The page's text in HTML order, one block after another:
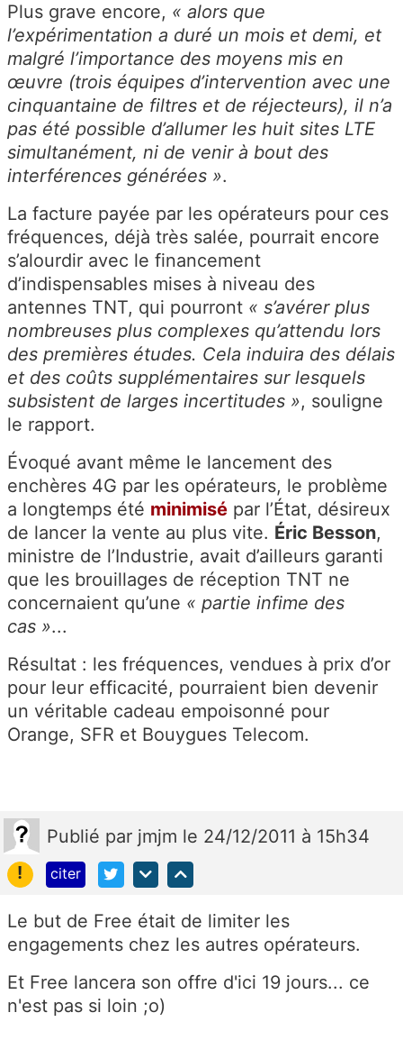
Plus grave encore, « alors que
l’expérimentation a duré un mois et demi, et
malgré l’importance des moyens mis en
œuvre (trois équipes d’intervention avec une
cinquantaine de filtres et de réjecteurs), il n’a
pas été possible d’allumer les huit sites LTE
simultanément, ni de venir à bout des
interférences générées ».
La facture payée par les opérateurs pour ces
fréquences, déjà très salée, pourrait encore
s’alourdir avec le financement
d’indispensables mises à niveau des
antennes TNT, qui pourront « s’avérer plus
nombreuses plus complexes qu’attendu lors
des premières études. Cela induira des délais
et des coûts supplémentaires sur lesquels
subsistent de larges incertitudes », souligne
le rapport.
Évoqué avant même le lancement des
enchères 4G par les opérateurs, le problème
a longtemps été minimisé par l’État, désireux
de lancer la vente au plus vite. Éric Besson,
ministre de l’Industrie, avait d’ailleurs garanti
que les brouillages de réception TNT ne
concernaient qu’une « partie infime des
cas »...
Résultat : les fréquences, vendues à prix d’or
pour leur efficacité, pourraient bien devenir
un véritable cadeau empoisonné pour
Orange, SFR et Bouygues Telecom.
Publié par jmjm le 24/12/2011 à 15h34
!
citer
Le but de Free était de limiter les
engagements chez les autres opérateurs.
Et Free lancera son offre d'ici 19 jours... ce
n'est pas si loin ;o)